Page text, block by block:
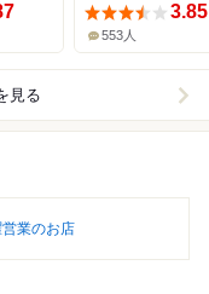
3.85
553人
見る
業のお店